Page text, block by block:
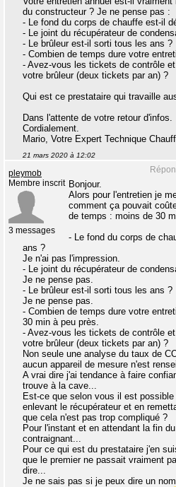
du constructeur ? Je ne pense pas :
- Le fond du corps de chauffe est-il
- Le joint du récupérateur de
- Le brûleur est-il sorti tous les ans ?
- Combien de temps dure votre
- Avez-vous les tickets de contrôle
votre brûleur (deux tickets par an) ?
Qui est ce prestataire qui travaille
Dans l'attente de votre retour d'infos.
Cordialement.
Mario, Votre Expert Technique
21 mars 2020 à 12:02
pleymob
Membre inscrit
3 messages
Bonjour.
Alors pour l'entretien je
comment ça pouvait
de temps : moins de 30
- Le fond du corps de
ans ?
Je n'ai pas l'impression.
- Le joint du récupérateur de
Je ne pense pas.
- Le brûleur est-il sorti tous les ans ?
Je ne pense pas.
- Combien de temps dure votre
30 min à peu près.
- Avez-vous les tickets de contrôle
votre brûleur (deux tickets par an) ?
Non seule une analyse du taux de
aucun appareil de mesure n'est
A vrai dire j'ai tendance à faire
trouve à la cave...
Est-ce que selon vous il est
enlevant le récupérateur et en
que cela n'est pas trop compliqué ?
Pour l'instant et en attendant la fin
contraignant...
Pour ce qui est du prestataire j'en
que le premier ne passait vraiment
dire...
Je ne sais pas si je peux dire un